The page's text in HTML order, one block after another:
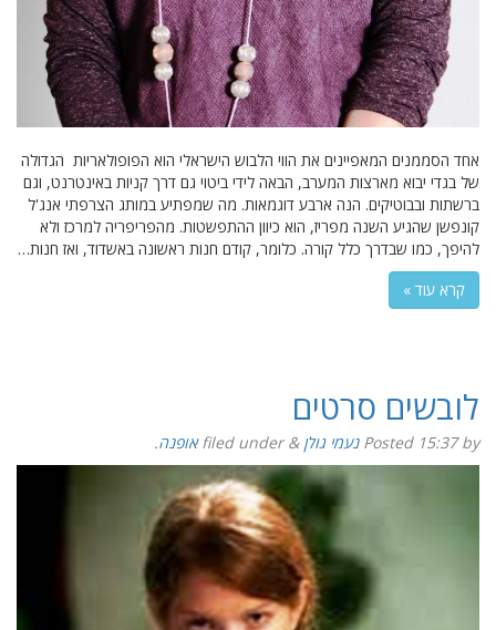
אחד הסממנים המאפיינים את הווי הלבוש הישראלי הוא הפופולאריות הגדולה
של בגדי יבוא מארצות המערב, הבאה לידי ביטוי גם דרך קניות באינטרנט, וגם
ברשתות ובבוטיקים. הנה ארבע דוגמאות. מה שמפתיע במותג הצרפתי אנג'ל
קונפשן שהגיע השנה מפריז, הוא כיוון ההתפשטות. מהפריפריה למרכז ולא
להיפך, כמו שבדרך כלל קורה. כלומר, קודם חנות ראשונה באשדוד, ואז חנות…
קרא עוד »
לובשים סרטים
Posted 15:37by נעמי גולן &
filed under אופנה.